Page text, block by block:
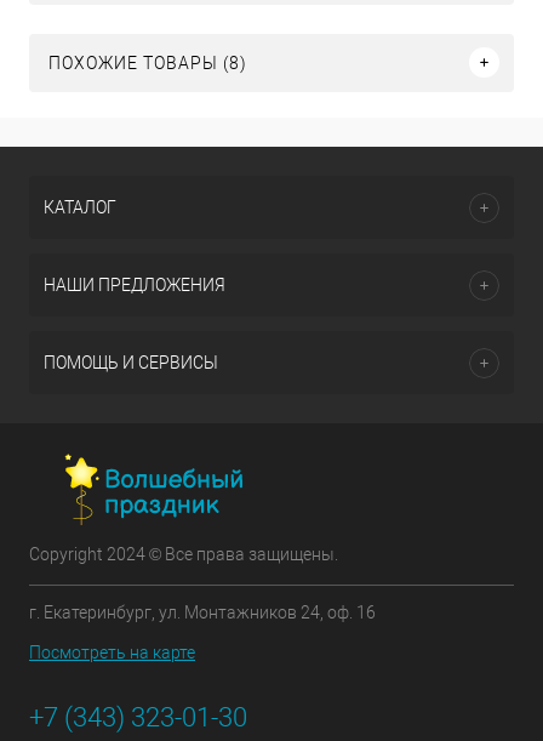
ПОХОЖИЕ ТОВАРЫ (8)
КАТАЛОГ
НАШИ ПРЕДЛОЖЕНИЯ
ПОМОЩЬ И СЕРВИСЫ
Copyright 2024 © Все права защищены.
г. Екатеринбург, ул. Монтажников 24, оф. 16
Посмотреть на карте
+7 (343) 323-01-30